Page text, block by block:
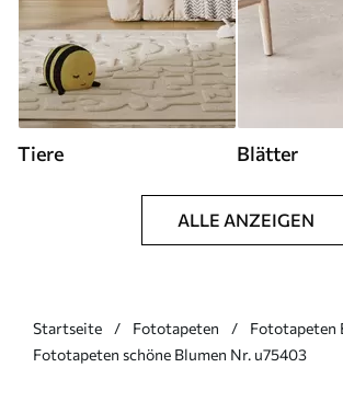
Tiere Blätter
ALLE ANZEIGEN
Startseite Fototapeten
Fototapeten
Fototapeten schöne Blumen Nr. u75403